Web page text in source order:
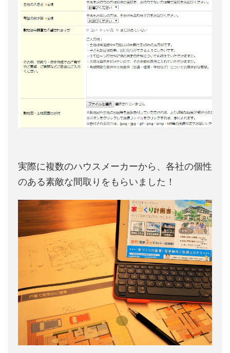
実際に複数のハウスメーカーから、各社の個性
のある素敵な間取りをもらいました！